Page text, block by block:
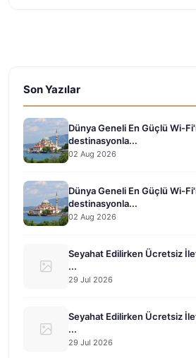
Son Yazılar
Dünya Geneli En Güçlü Wi-
destinasyonla...
02 Aug 2026
Dünya Geneli En Güçlü Wi-
destinasyonla...
02 Aug 2026
Seyahat Edilirken Ücretsiz
...
29 Jul 2026
Seyahat Edilirken Ücretsiz
...
29 Jul 2026